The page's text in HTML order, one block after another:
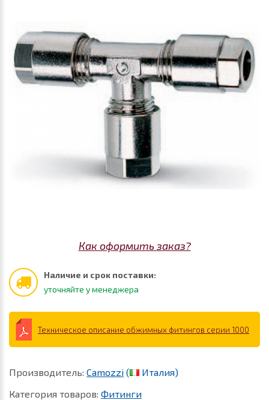
Как оформить заказ?
Наличие и срок поставки:
уточняйте у менеджера
Техническое описание обжимных фитингов серии 1000
Производитель: Camozzi (
Италия)
Категория товаров: Фитинги